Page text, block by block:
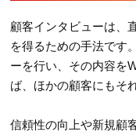
顧客インタビューは、
を得るための手法です
ーを行い、その内容を
ば、ほかの顧客にもそ
信頼性の向上や新規顧